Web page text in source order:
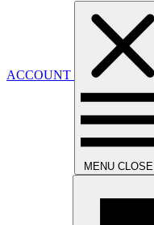
ACCOUNT
MENU CLOSE